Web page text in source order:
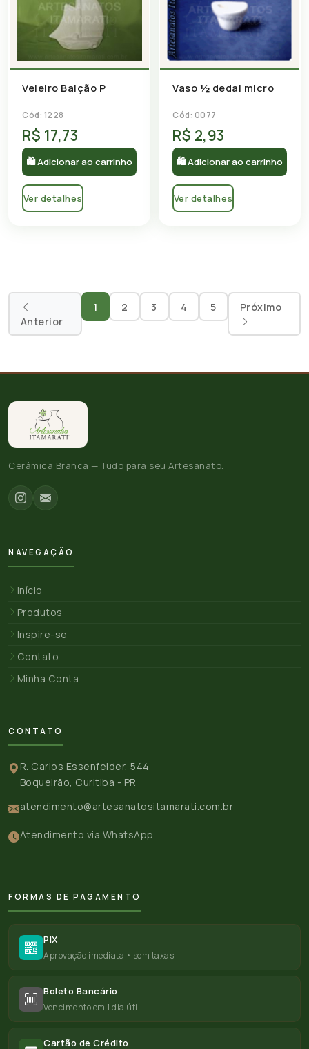
Veleiro Balção P
Cód: 1228
R$ 17,73
🛍 Adicionar ao carrinho
Ver detalhes
Vaso ½ dedal micro
Cód: 0077
R$ 2,93
🛍 Adicionar ao carrinho
Ver detalhes
Anterior
1 2 3 4 5 Próximo
Cerâmica Branca — Tudo para seu Artesanato.
NAVEGAÇÃO
Início
Produtos
Inspire-se
Contato
Minha Conta
CONTATO
R. Carlos Essenfelder, 544
Boqueirão, Curitiba - PR
atendimento@artesanatositamarati.com.br
Atendimento via WhatsApp
FORMAS DE PAGAMENTO
PIX
Aprovação imediata • sem taxas
Boleto Bancário
Vencimento em 1 dia útil
Cartão de Crédito